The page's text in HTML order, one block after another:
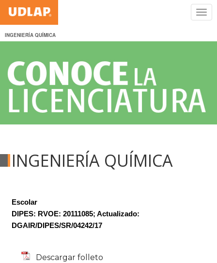
INGENIERÍA QUÍMICA
INGENIERÍA QUÍMICA
Escolar
DIPES: RVOE: 20111085; Actualizado:
DGAIR/DIPES/SR/04242/17
Descargar folleto